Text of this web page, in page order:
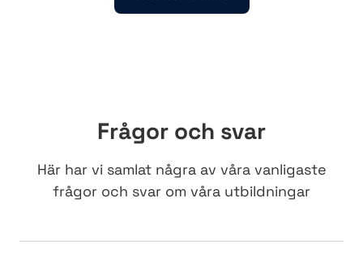
Frågor och svar
Här har vi samlat några av våra vanligaste
frågor och svar om våra utbildningar